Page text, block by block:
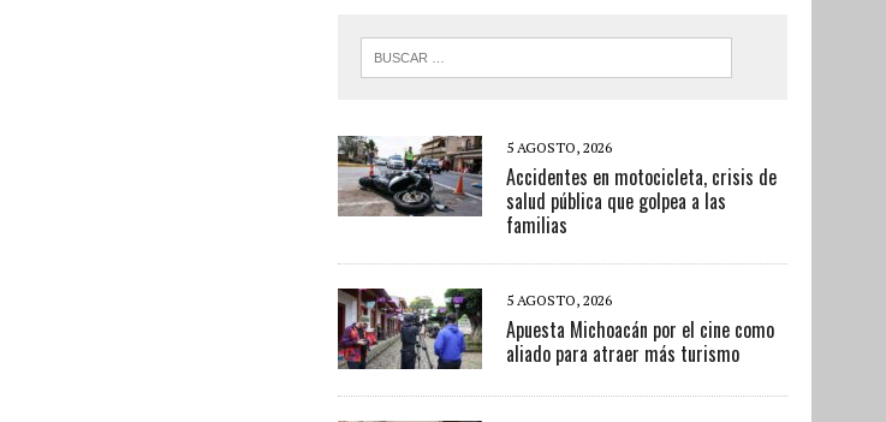
5 AGOSTO, 2026
Accidentes en motocicleta, crisis de
salud pública que golpea a las
familias
5 AGOSTO, 2026
Apuesta Michoacán por el cine como
aliado para atraer más turismo